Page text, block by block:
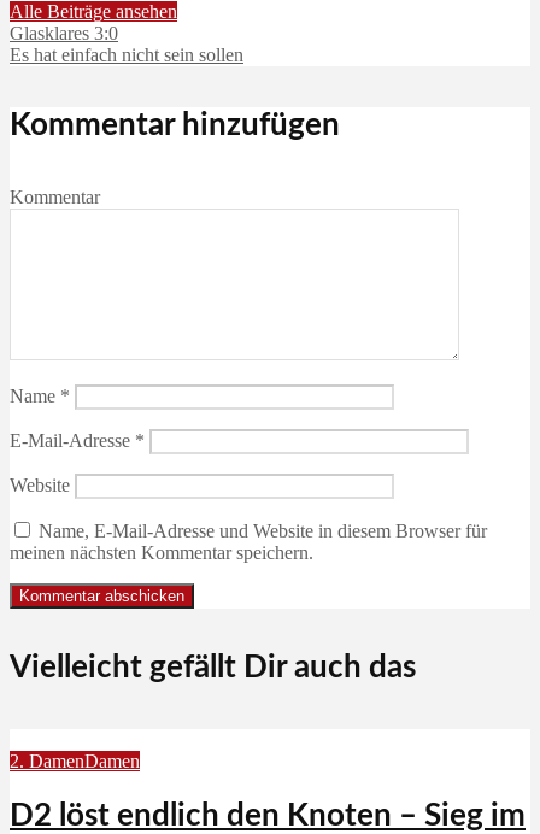
Alle Beiträge ansehen
Glasklares 3:0
Es hat einfach nicht sein sollen
Kommentar hinzufügen
Kommentar
Name *
E-Mail-Adresse *
Website
Name, E-Mail-Adresse und Website in diesem Browser für
meinen nächsten Kommentar speichern.
Vielleicht gefällt Dir auch das
2. DamenDamen
D2 löst endlich den Knoten – Sieg im